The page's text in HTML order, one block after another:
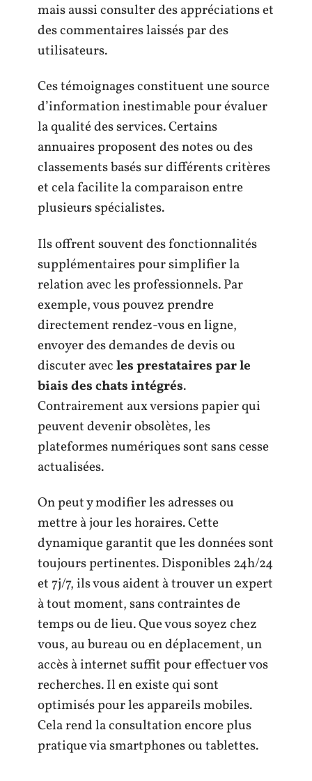
mais aussi consulter des appréciations et
des commentaires laissés par des
utilisateurs.
Ces témoignages constituent une source
d’information inestimable pour évaluer
la qualité des services. Certains
annuaires proposent des notes ou des
classements basés sur différents critères
et cela facilite la comparaison entre
plusieurs spécialistes.
Ils offrent souvent des fonctionnalités
supplémentaires pour simplifier la
relation avec les professionnels. Par
exemple, vous pouvez prendre
directement rendez-vous en ligne,
envoyer des demandes de devis ou
discuter avecles prestataires par le
biais des chats intégrés.
Contrairement aux versions papier qui
peuvent devenir obsolètes, les
plateformes numériques sont sans cesse
actualisées.
On peut y modifier les adresses ou
mettre à jour les horaires. Cette
dynamique garantit que les données sont
toujours pertinentes. Disponibles 24h/24
et 7j/7, ils vous aident à trouver un expert
à tout moment, sans contraintes de
temps ou de lieu. Que vous soyez chez
vous, au bureau ou en déplacement, un
accès à internet suffit pour effectuer vos
recherches. Il en existe qui sont
optimisés pour les appareils mobiles.
Cela rend la consultation encore plus
pratique via smartphones ou tablettes.